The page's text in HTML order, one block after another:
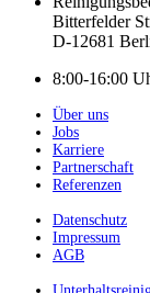
Bitterfelder
D-12681
8:00-16:00
Über uns
Jobs
Karriere
Partnerschaft
Referenzen
Datenschutz
Impressum
AGB